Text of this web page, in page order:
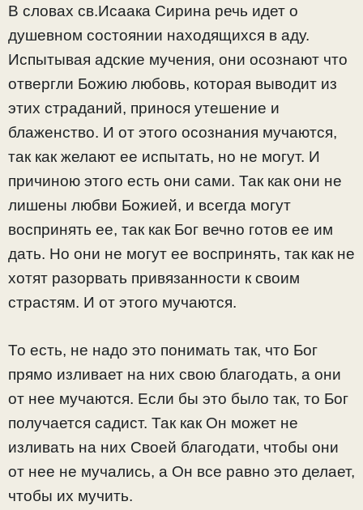
В словах св.Исаака Сирина речь идет о
душевном состоянии находящихся в аду.
Испытывая адские мучения, они осознают что
отвергли Божию любовь, которая выводит из
этих страданий, принося утешение и
блаженство. И от этого осознания мучаются,
так как желают ее испытать, но не могут. И
причиною этого есть они сами. Так как они не
лишены любви Божией, и всегда могут
воспринять ее, так как Бог вечно готов ее им
дать. Но они не могут ее воспринять, так как не
хотят разорвать привязанности к своим
страстям. И от этого мучаются.
То есть, не надо это понимать так, что Бог
прямо изливает на них свою благодать, а они
от нее мучаются. Если бы это было так, то Бог
получается садист. Так как Он может не
изливать на них Своей благодати, чтобы они
от нее не мучались, а Он все равно это делает,
чтобы их мучить.